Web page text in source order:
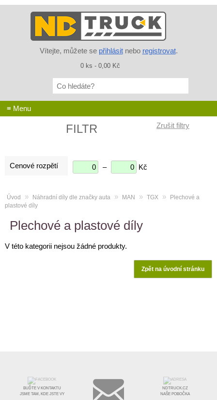
Vítejte, můžete se přihlásitnebo registrovat.
0 ks - 0,00 Kč
≡ Menu
FILTR
Cenové rozpětí – Kč
Úvod » Náhradní díly dle značky auta » MAN » TGX »
Plechové a
plastové díly
Plechové a plastové díly
V této kategorii nejsou žádné produkty.
Zpět na úvodní stránku
BUĎTE V KONTAKTU
JSME TAM, KDE JSTE VY
NDTRUCK.CZ
NAŠE POBOČKA